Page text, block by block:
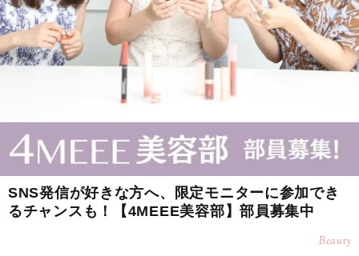
SNS発信が好きな方へ、限定モニターに参加でき
るチャンスも！【4MEEE美容部】部員募集中
Beauty